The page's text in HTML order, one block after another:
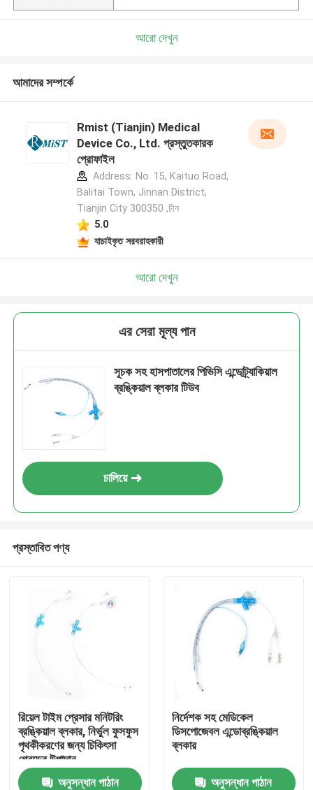
আরো দেখুন
আমাদের সম্পর্কে
Rmist (Tianjin) Medical
Device Co., Ltd. প্রস্তুতকারক
প্রোফাইল
Address: No. 15, Kaituo Road,
Balitai Town, Jinnan District,
Tianjin City 300350 ,চীন
5.0
যাচাইকৃত সরবরাহকারী
আরো দেখুন
এর সেরা মূল্য পান
সূচক সহ হাসপাতালের পিভিসি এন্ডোট্র্যাকিয়াল
ব্রঙ্কিয়াল ব্লকার টিউব
চালিয়ে
প্রস্তাবিত পণ্য
রিয়েল টাইম প্রেসার মনিটরিং
ব্রঙ্কিয়াল ব্লকার, নির্ভুল ফুসফুস
পৃথকীকরণের জন্য চিকিৎসা
গ্রেডের উপাদান
অনুসন্ধান পাঠান
নির্দেশক সহ মেডিকেল
ডিসপোজেবল এন্ডোব্রঙ্কিয়াল
ব্লকার
অনুসন্ধান পাঠান